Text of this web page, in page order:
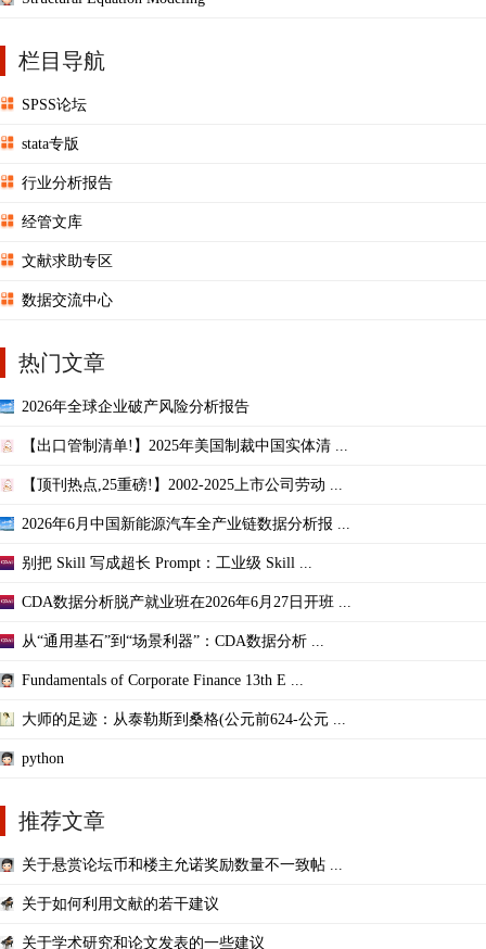
栏目导航
SPSS论坛
stata专版
行业分析报告
经管文库
文献求助专区
数据交流中心
热门文章
2026年全球企业破产风险分析报告
【出口管制清单!】2025年美国制裁中国实体清 ...
【顶刊热点,25重磅!】2002-2025上市公司劳动 ...
2026年6月中国新能源汽车全产业链数据分析报 ...
别把 Skill 写成超长 Prompt：工业级 Skill ...
CDA数据分析脱产就业班在2026年6月27日开班 ...
从“通用基石”到“场景利器”：CDA数据分析 ...
Fundamentals of Corporate Finance 13th E ...
大师的足迹：从泰勒斯到桑格(公元前624-公元 ...
python
推荐文章
关于悬赏论坛币和楼主允诺奖励数量不一致帖 ...
关于如何利用文献的若干建议
关于学术研究和论文发表的一些建议